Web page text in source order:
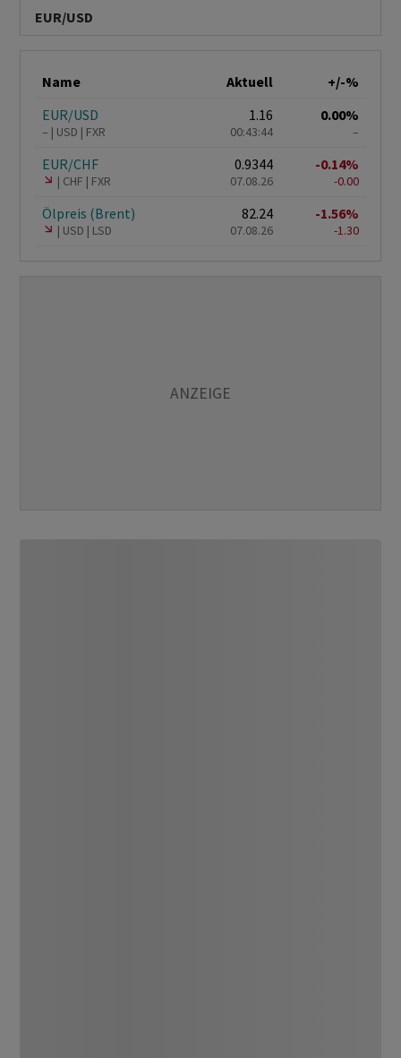
EUR/USD
Name Aktuell
+/-%
EUR/USD
– USD FXR
1.16
00:43:44
0.00%
–
EUR/CHF
CHF FXR
0.9344
07.08.26
-0.14%
-0.00
Ölpreis (Brent)
USD LSD
82.24
07.08.26
-1.56%
-1.30